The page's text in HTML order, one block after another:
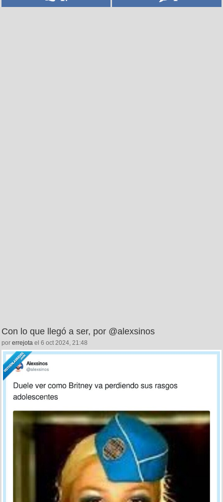
Con lo que llegó a ser, por @alexsinos
por errejota el 6 oct 2024, 21:48